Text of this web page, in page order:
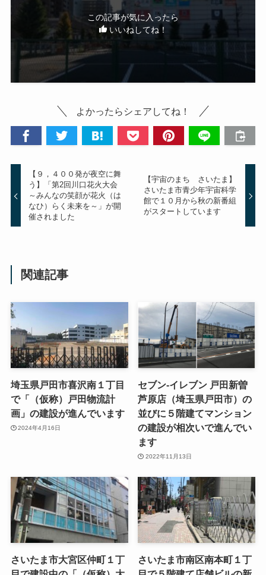
この記事が気に入ったら
いいねしてね！
よかったらシェアしてね！
【９，４００発が夜空に舞
う】「第2回川口花火大会
～みんなの笑顔が花火（は
なひ）らく未来を～」が開
催されました
【宇宙のまち さいたま】
さいたま市青少年宇宙科学
館で１０月から秋の新番組
がスタートしています
関連記事
埼玉県戸田市喜沢南１丁目
で「（仮称）戸田物流計
画」の建設が進んでいます
2024年4月16日
セブン-イレブン 戸田新曽
芦原店（埼玉県戸田市）の
並びに５階建てマンション
の建設が相次いで進んでい
ます
2022年11月13日
さいたま市大宮区仲町１丁
さいたま市南区南本町１丁